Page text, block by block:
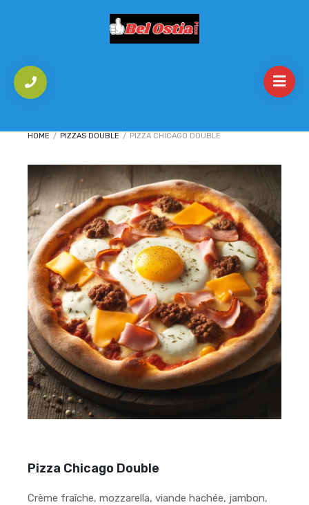
HOME / PIZZAS DOUBLE / PIZZA CHICAGO DOUBLE
Pizza Chicago Double
Crème fraîche, mozzarella, viande hachée, jambon,